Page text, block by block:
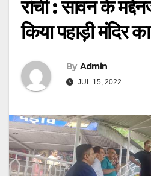
रांची : सावन के
किया पहाड़ी मंदिर
By Admin
JUL 15, 2022